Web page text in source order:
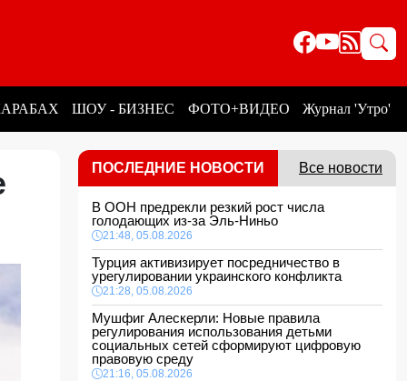
ШОУ - БИЗНЕС ФОТО+ВИДЕО Журнал 'Утро'
ПОСЛЕДНИЕ НОВОСТИ Все новости
В ООН предрекли резкий рост числа
голодающих из-за Эль-Ниньо
21:48, 05.08.2026
Турция активизирует посредничество в
урегулировании украинского конфликта
21:28, 05.08.2026
Мушфиг Алескерли: Новые правила
регулирования использования детьми
социальных сетей сформируют цифровую
правовую среду
21:16, 05.08.2026